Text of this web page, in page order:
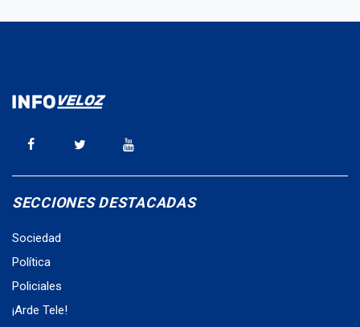
SECCIONES DESTACADAS
Sociedad
Política
Policiales
¡Arde Tele!